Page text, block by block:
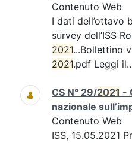
Contenuto Web
I dati dell’ottavo
survey dell’ISS
2021...Bollettino
2021.pdf Leggi
CS N° 29/2021 -
nazionale
Contenuto Web
ISS, 15.05.2021